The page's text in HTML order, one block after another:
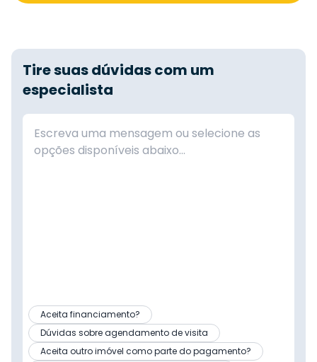
Tire suas dúvidas com um
especialista
Aceita financiamento?
Dúvidas sobre agendamento de visita
Aceita outro imóvel como parte do pagamento?